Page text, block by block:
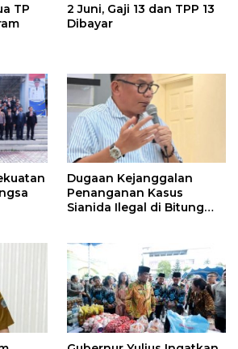
TP
2 Juni, Gaji 13 dan TPP 13
Dibayar
Dugaan Kejanggalan
Penanganan Kasus
Sianida Ilegal di Bitung